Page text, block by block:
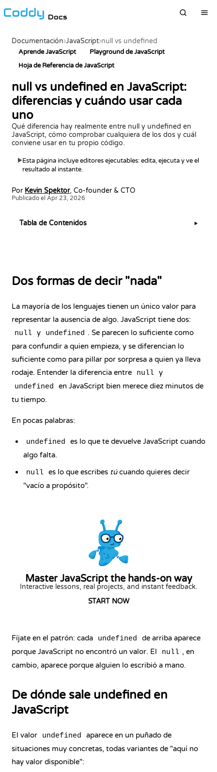
Docs
Documentación›JavaScript›null vs undefined
Aprende JavaScript
Playground de JavaScript
Hoja de Referencia de JavaScript
null vs undefined en JavaScript:
diferencias y cuándo usar cada
uno
Qué diferencia hay realmente entre null y undefined en
JavaScript, cómo comprobar cualquiera de los dos y cuál
conviene usar en tu propio código.
▶Esta página incluye editores ejecutables: edita, ejecuta y ve el
resultado al instante.
Por Kevin Spektor, Co-founder & CTO
Publicado el Apr 23, 2026
Dos formas de decir "nada"
La mayoría de los lenguajes tienen un único valor para
representar la ausencia de algo. JavaScript tiene dos:
null y undefined . Se parecen lo suficiente como
para confundir a quien empieza, y se diferencian lo
suficiente como para pillar por sorpresa a quien ya lleva
rodaje. Entender la diferencia entre
null y
undefined
en JavaScript bien merece diez minutos de
tu tiempo.
En pocas palabras:
undefined
es lo que te devuelve JavaScript cuando
algo falta.
null es lo que escribes túcuando quieres decir
"vacío a propósito".
Master JavaScript the hands-on way
Interactive lessons, real projects, and instant feedback.
START NOW
Fíjate en el patrón: cada undefined
de arriba aparece
porque JavaScript no encontró un valor. El
null , en
cambio, aparece porque alguien lo escribió a mano.
De dónde sale undefined en
JavaScript
El valor undefined
aparece en un puñado de
situaciones muy concretas, todas variantes de "aquí no
hay valor disponible":
Tabla de Contenidos ▶